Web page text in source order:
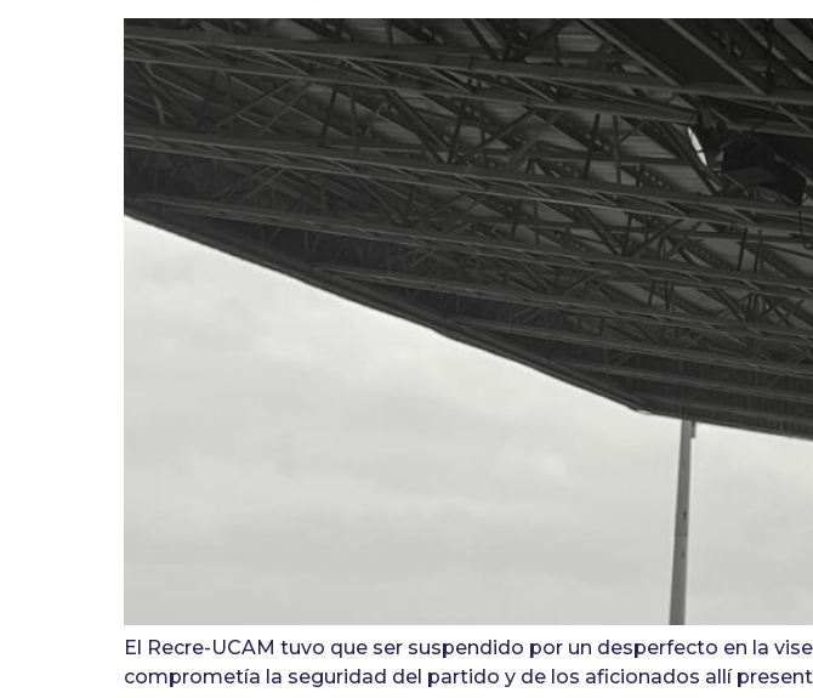
El Recre-UCAM tuvo que ser suspendido por un desperfecto en la
comprometía la seguridad del partido y de los aficionados allí